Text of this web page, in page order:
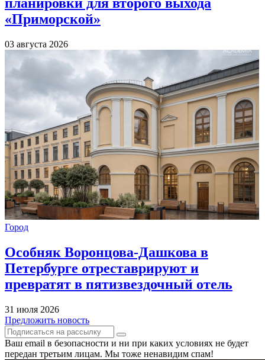
планировки для второго выхода
«Приморской»
03 августа 2026
Город
Особняк Воронцова-Дашкова в
Петербурге отреставрируют и
превратят в пятизвездочный отель
31 июля 2026
Предложить новость
Ваш email в безопасности и ни при каких условиях не будет
передан третьим лицам. Мы тоже ненавидим спам!